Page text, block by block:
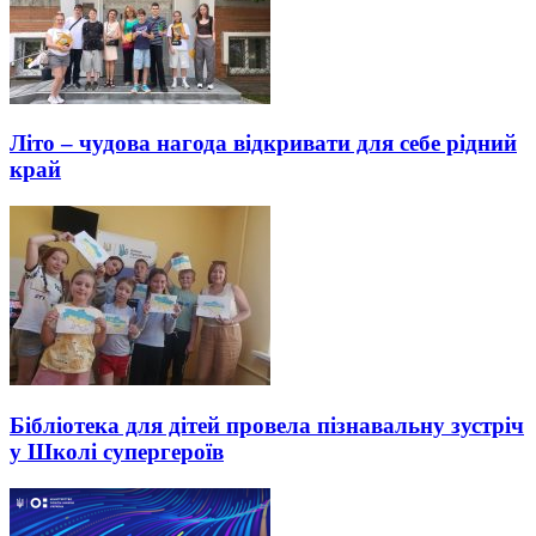
Літо – чудова нагода відкривати для себе рідний
край
Бібліотека для дітей провела пізнавальну зустріч
у Школі супергероїв